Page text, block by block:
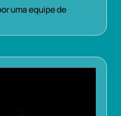
uma equipe de